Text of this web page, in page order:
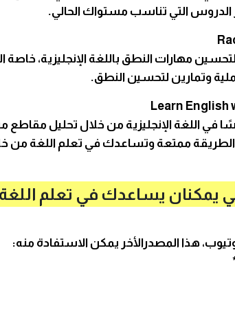
الدروس التي تناسب مستواك الحالي.
مهارات النطق باللغة الإنجليزية، خاصة
في اللغة الإنجليزية من خلال تحليل
الطريقة ممتعة وتساعدك في تعلم اللغة من
يمكنان يساعدك في تعلم اللغة
هذا المصدرالأخر يمكن الاستفادة منه: